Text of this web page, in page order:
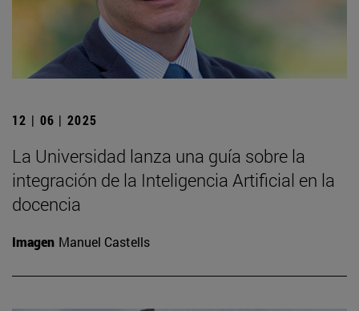
12 | 06 | 2025
La Universidad lanza una guía sobre la
integración de la Inteligencia Artificial en la
docencia
Imagen Manuel Castells